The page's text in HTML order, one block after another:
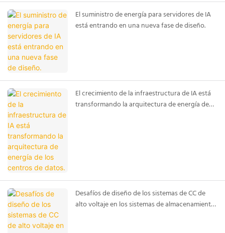
El suministro de energía para servidores de IA
está entrando en una nueva fase de diseño.
El crecimiento de la infraestructura de IA está
transformando la arquitectura de energía de
Desafíos de diseño de los sistemas de CC de
alto voltaje en los sistemas de almacenamiento